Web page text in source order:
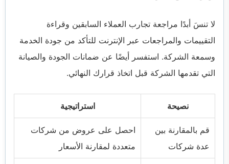
لا تنسَ أبدًا مراجعة تجارب العملاء السابقين وقراءة
التقييمات والمراجعات عبر الإنترنت للتأكد من جودة الخدمة
وسمعة الشركة. استفسر أيضًا عن ضمانات الجودة والصيانة
التي تقدمها الشركة قبل اتخاذ قرارك النهائي.
نصيحة استراتيجية
قم بالمقارنة بين
عدة شركات
احصل على عروض من شركات
متعددة لمقارنة الأسعار